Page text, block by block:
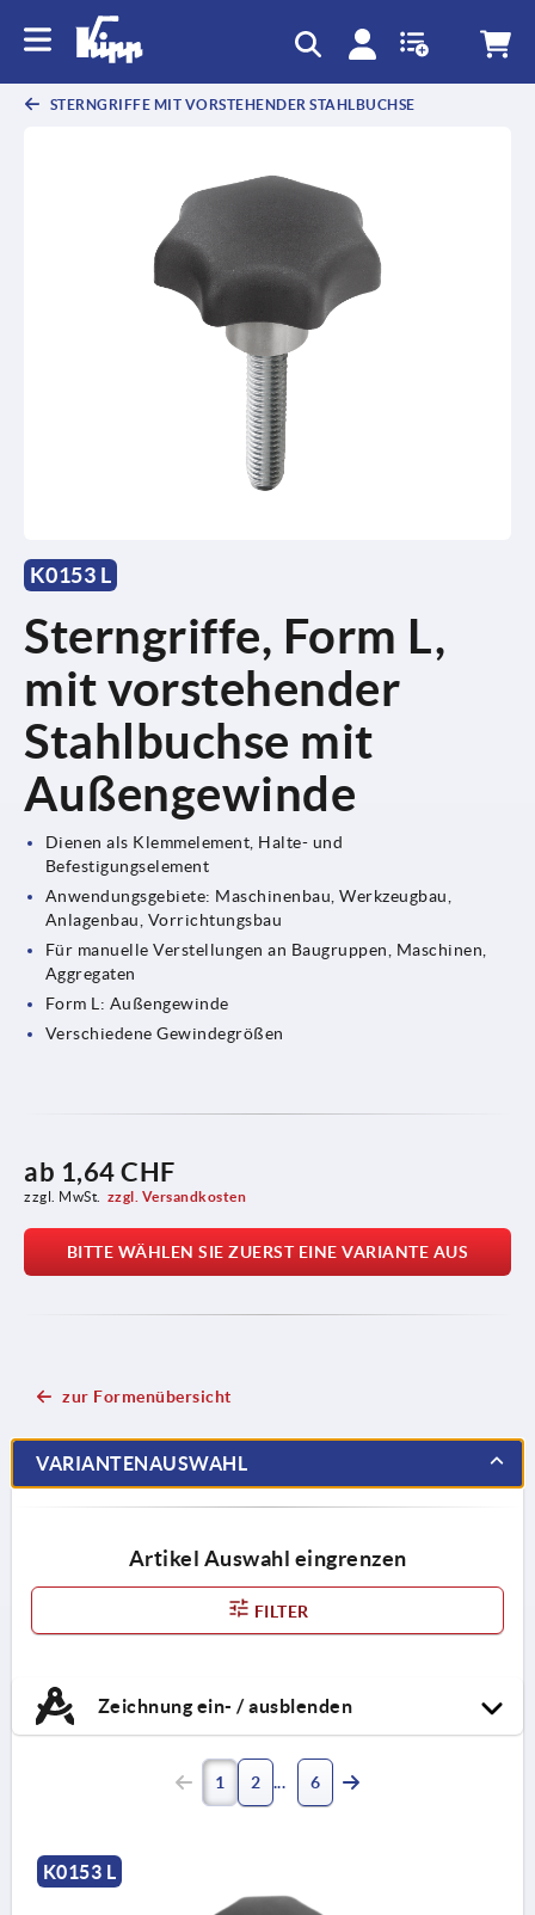
STERNGRIFFE MIT VORSTEHENDER STAHLBUCHSE
K0153 L
Sterngriffe, Form L,
mit vorstehender
Stahlbuchse mit
Außengewinde
Dienen als Klemmelement, Halte- und
Befestigungselement
Anwendungsgebiete: Maschinenbau, Werkzeugbau,
Anlagenbau, Vorrichtungsbau
Für manuelle Verstellungen an Baugruppen, Maschinen,
Aggregaten
Form L: Außengewinde
Verschiedene Gewindegrößen
ab 1,64 CHF
zzgl. MwSt. zzgl. Versandkosten
BITTE WÄHLEN SIE ZUERST EINE VARIANTE AUS
zur Formenübersicht
VARIANTENAUSWAHL
Artikel Auswahl eingrenzen
FILTER
Zeichnung ein- / ausblenden
1 2 6
K0153 L